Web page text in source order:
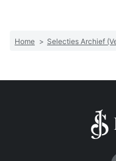
Home > Selecties Archief